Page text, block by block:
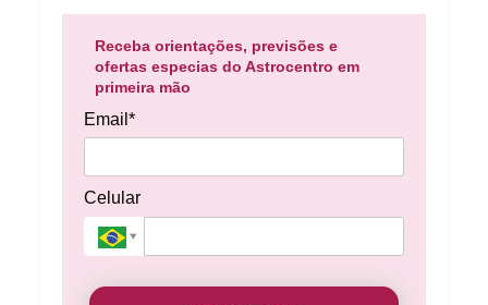
Receba orientações, previsões e
ofertas especias do Astrocentro em
primeira mão
Email*
Celular